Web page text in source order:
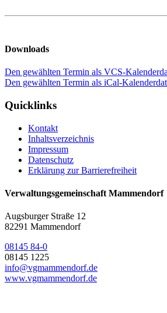
Downloads
Den gewählten Termin als VCS-
Den gewählten Termin als iCal-
Quicklinks
Kontakt
Inhaltsverzeichnis
Impressum
Datenschutz
Erklärung zur Barrierefreiheit
Verwaltungsgemeinschaft Mammendorf
Augsburger Straße 12
82291 Mammendorf
08145 84-0
08145 1225
info@vgmammendorf.de
www.vgmammendorf.de